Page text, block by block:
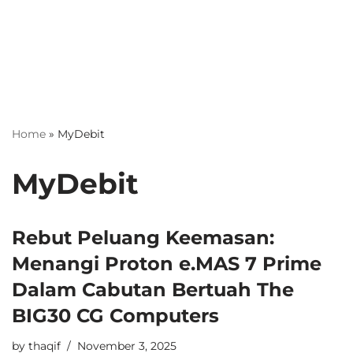
Home » MyDebit
MyDebit
Rebut Peluang Keemasan:
Menangi Proton e.MAS 7 Prime
Dalam Cabutan Bertuah The
BIG30 CG Computers
by thaqif November 3, 2025